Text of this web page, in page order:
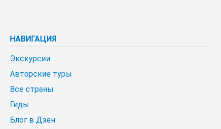
НАВИГАЦИЯ
Экскурсии
Авторские туры
Все страны
Гиды
Блог в Дзен